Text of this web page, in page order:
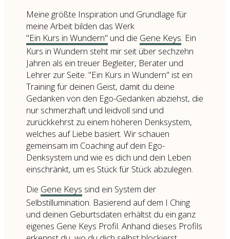
Meine größte Inspiration und Grundlage für
meine Arbeit bilden das Werk
"Ein Kurs in Wundern" und die Gene Keys . Ein
Kurs in Wundern steht mir seit über sechzehn
Jahren als ein treuer Begleiter, Berater und
Lehrer zur Seite. "Ein Kurs in Wundern" ist ein
Training für deinen Geist, damit du deine
Gedanken von den Ego-Gedanken abziehst, die
nur schmerzhaft und leidvoll sind und
zurückkehrst zu einem höheren Denksystem,
welches auf Liebe basiert. Wir schauen
gemeinsam im Coaching auf dein Ego-
Denksystem und wie es dich und dein Leben
einschränkt, um es Stück für Stück abzulegen.
Die Gene Keys sind ein System der
Selbstillumination. Basierend auf dem I Ching
und deinen Geburtsdaten erhältst du ein ganz
eigenes Gene Keys Profil. Anhand dieses Profils